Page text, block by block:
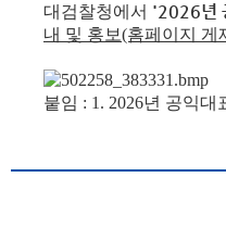
대검찰청에서 '2026년
내 및 홍보(홈페이지 게
붙임 : 1. 2026년 공익